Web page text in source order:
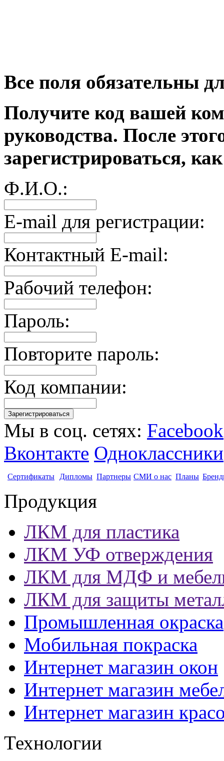
Все поля обязательны
Получите код вашей
руководства. После
зарегистрироваться,
Ф.И.О.:
E-mail для регистрации:
Контактный E-mail:
Рабочий телефон:
Пароль:
Повторите пароль:
Код компании:
Мы в соц. сетях: Facebook
Вконтакте Одноклассники
Сертификаты Дипломы Партнеры СМИ о нас Планы
Продукция
ЛКМ для пластика
ЛКМ УФ отверждения
ЛКМ для МДФ и
ЛКМ для защиты
Промышленная окраска
Мобильная покраска
Интернет магазин окон
Интернет магазин
Интернет магазин
Технологии